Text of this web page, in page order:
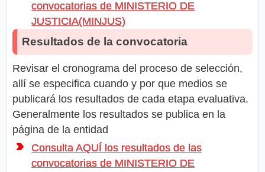
convocatorias de MINISTERIO DE
JUSTICIA(MINJUS)
Resultados de la convocatoria
Revisar el cronograma del proceso de selección,
allí se especifica cuando y por que medios se
publicará los resultados de cada etapa evaluativa.
Generalmente los resultados se publica en la
página de la entidad
Consulta AQUÍ los resultados de las
convocatorias de MINISTERIO DE